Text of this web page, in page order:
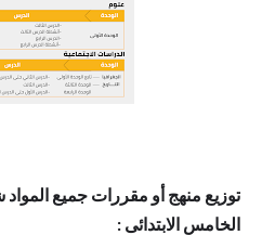
الخامس الابتدائى :